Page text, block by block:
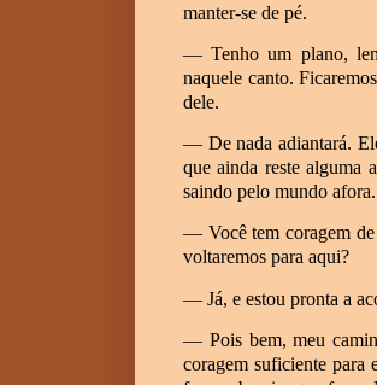
manter-se de pé.
— Tenho um plano,
naquele canto.
dele.
— De nada adiantará.
que ainda reste alguma
saindo pelo mundo afora.
— Você tem coragem de
voltaremos para aqui?
— Já, e estou pronta a
— Pois bem, meu
coragem suficiente para